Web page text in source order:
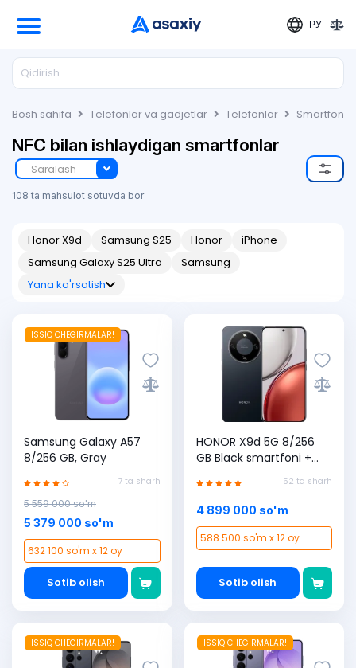
РУ
Bosh sahifa Telefonlar va gadjetlar Telefonlar
NFC bilan ishlaydigan smartfonlar
Saralash
108 ta mahsulot sotuvda bor
Honor X9d Samsung S25 Honor
iPhone
Samsung Galaxy S25 Ultra
Samsung
Yana ko'rsatish
ISSIQ CHEGIRMALAR!
Samsung Galaxy A57
8/256 GB, Gray
7 ta sharh
5 559 000 so'm
5 379 000 so'm
632 100 so'm x 12 oy
Sotib olish
HONOR X9d 5G 8/256
GB Black smartfoni +
Uzmobile SIM karta
sovg'a (1 yilga 365 GB
bonus)
52 ta sharh
4 899 000 so'm
588 500 so'm x 12 oy
Sotib olish
ISSIQ CHEGIRMALAR! ISSIQ CHEGIRMALAR!